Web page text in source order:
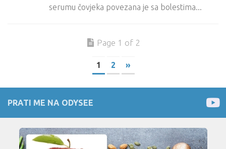
serumu čovjeka povezana je sa bolestima...
Page 1 of 2
1 2 »
PRATI ME NA ODYSEE